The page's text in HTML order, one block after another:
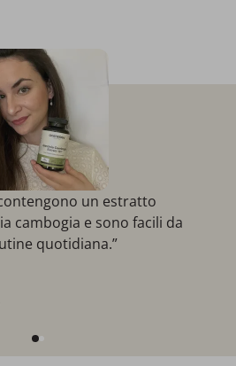
un estratto
cambogia e sono facili da
quotidiana.”